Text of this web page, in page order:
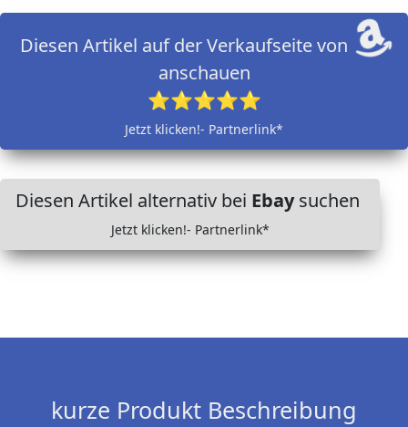
Diesen Artikel auf der Verkaufseite von
anschauen
⭐⭐⭐⭐⭐
Jetzt klicken!- Partnerlink*
Diesen Artikel alternativ bei Ebaysuchen
Jetzt klicken!- Partnerlink*
kurze Produkt Beschreibung